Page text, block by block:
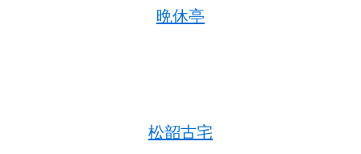
晩休亭
松韶古宅